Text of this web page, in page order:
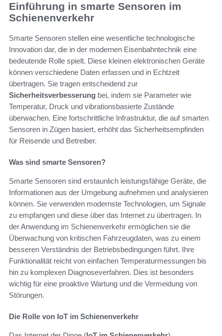
Einführung in smarte Sensoren im
Schienenverkehr
Smarte Sensoren stellen eine wesentliche technologische
Innovation dar, die in der modernen Eisenbahntechnik eine
bedeutende Rolle spielt. Diese kleinen elektronischen Geräte
können verschiedene Daten erfassen und in Echtzeit
übertragen. Sie tragen entscheidend zur
Sicherheitsverbesserung bei, indem sie Parameter wie
Temperatur, Druck und vibrationsbasierte Zustände
überwachen. Eine fortschrittliche Infrastruktur, die auf smarten
Sensoren in Zügen basiert, erhöht das Sicherheitsempfinden
für Reisende und Betreiber.
Was sind smarte Sensoren?
Smarte Sensoren sind erstaunlich leistungsfähige Geräte, die
Informationen aus der Umgebung aufnehmen und analysieren
können. Sie verwenden modernste Technologien, um Signale
zu empfangen und diese über das Internet zu übertragen. In
der Anwendung im Schienenverkehr ermöglichen sie die
Überwachung von kritischen Fahrzeugdaten, was zu einem
besseren Verständnis der Betriebsbedingungen führt. Ihre
Funktionalität reicht von einfachen Temperaturmessungen bis
hin zu komplexen Diagnoseverfahren. Dies ist besonders
wichtig für eine proaktive Wartung und die Vermeidung von
Störungen.
Die Rolle von IoT im Schienenverkehr